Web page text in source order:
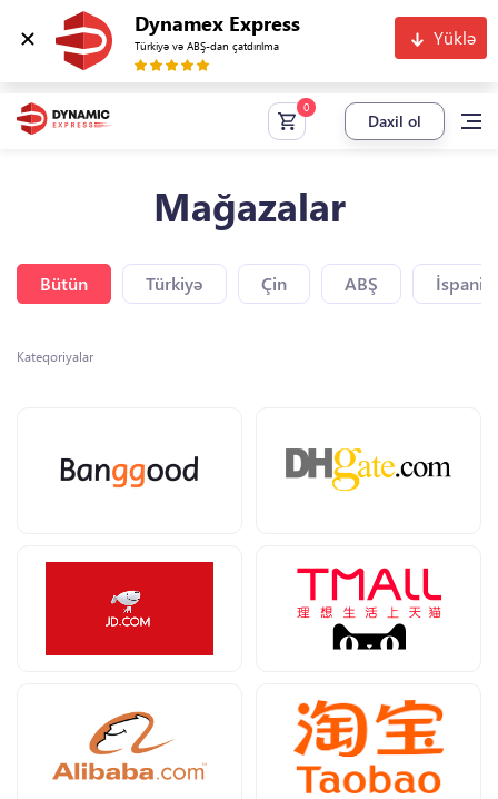
Dynamex Express
Türkiyə və ABŞ-dan çatdırılma Yüklə
Daxil ol
Mağazalar
Bütün Türkiyə Çin ABŞ
Kateqoriyalar